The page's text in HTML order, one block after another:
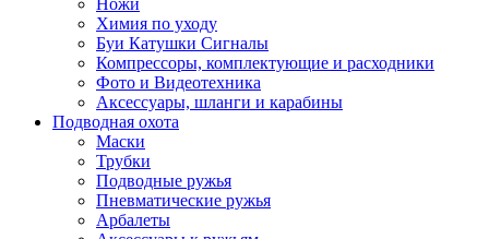
Ножи
Химия по уходу
Буи Катушки Сигналы
Компрессоры, комплектующие и расходники
Фото и Видеотехника
Аксессуары, шланги и карабины
Подводная охота
Маски
Трубки
Подводные ружья
Пневматические ружья
Арбалеты